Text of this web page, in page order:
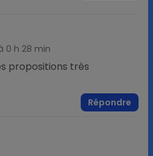
0 h 28 min
propositions très
Répondre